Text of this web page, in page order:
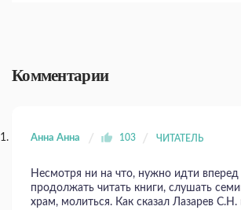
Комментарии
Анна Анна 103 ЧИТАТЕЛЬ
Несмотря ни на что, нужно идти вперед
продолжать читать книги, слушать
храм, молиться. Как сказал Лазарев С.Н.